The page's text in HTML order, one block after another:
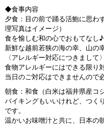
◆食事内容
夕食：目の前で踊る活鮑に思わ
理写真はイメージ）
食を愉しむ和の心でおもてなし♪
新鮮な越前若狭の海の幸、山の
〈アレルギー対応につきまして〉
食物アレルギーにはできる限り
当日のご対応はできませんので
朝食：和食（白米は福井県産コ
バイキングもいいけれど、つく
です。
温かいお味噌汁と共に、日本の